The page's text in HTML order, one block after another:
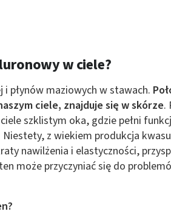
w ciele?
płynów maziowych w stawach.
ciele, znajduje się w skórze.
szklistym oka, gdzie pełni
Niestety, z wiekiem produkcja kwasu
nawilżenia i elastyczności,
może przyczyniać się do